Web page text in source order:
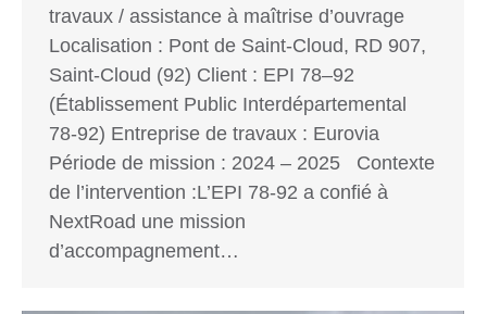
travaux / assistance à maîtrise d’ouvrage
Localisation : Pont de Saint-Cloud, RD 907,
Saint-Cloud (92) Client : EPI 78–92
(Établissement Public Interdépartemental
78-92) Entreprise de travaux : Eurovia
Période de mission : 2024 – 2025 Contexte
de l’intervention :L’EPI 78-92 a confié à
NextRoad une mission
d’accompagnement…